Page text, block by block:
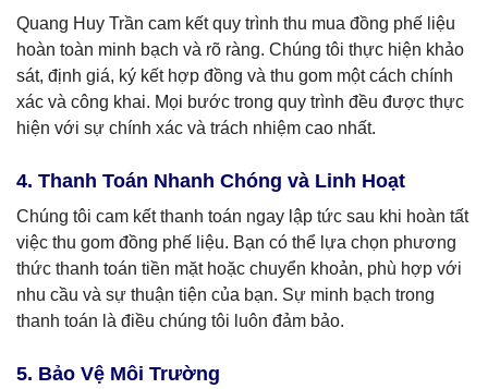
Quang Huy Trần cam kết quy trình thu mua đồng phế liệu
hoàn toàn minh bạch và rõ ràng. Chúng tôi thực hiện khảo
sát, định giá, ký kết hợp đồng và thu gom một cách chính
xác và công khai. Mọi bước trong quy trình đều được thực
hiện với sự chính xác và trách nhiệm cao nhất.
4. Thanh Toán Nhanh Chóng và Linh Hoạt
Chúng tôi cam kết thanh toán ngay lập tức sau khi hoàn tất
việc thu gom đồng phế liệu. Bạn có thể lựa chọn phương
thức thanh toán tiền mặt hoặc chuyển khoản, phù hợp với
nhu cầu và sự thuận tiện của bạn. Sự minh bạch trong
thanh toán là điều chúng tôi luôn đảm bảo.
5. Bảo Vệ Môi Trường